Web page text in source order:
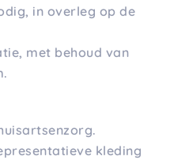
in overleg op de
met behoud van
kleding